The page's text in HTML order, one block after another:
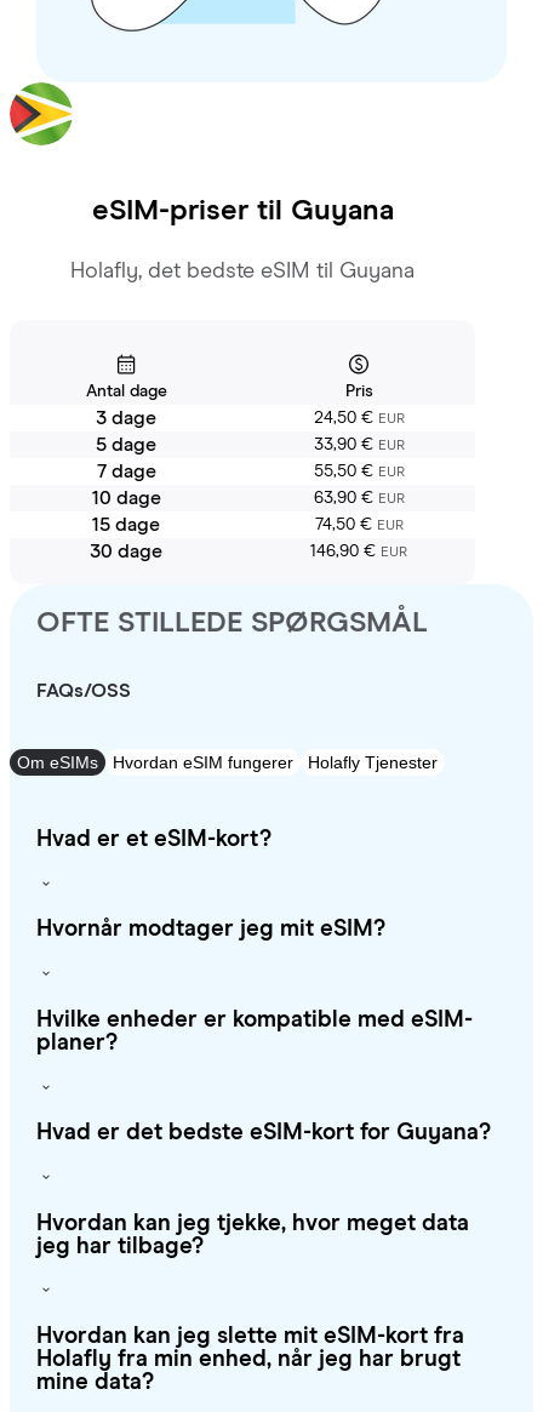
eSIM-priser til Guyana
Holafly, det bedste eSIM til Guyana
Antal dage Pris
3 dage 24,50 € EUR
5 dage 33,90 € EUR
7 dage 55,50 € EUR
10 dage 63,90 € EUR
15 dage 74,50 € EUR
30 dage 146,90 € EUR
OFTE STILLEDE SPØRGSMÅL
FAQs/OSS
Om eSIMs Hvordan eSIM fungerer Holafly Tjenester
Hvad er et eSIM-kort?
Hvornår modtager jeg mit eSIM?
Hvilke enheder er kompatible med eSIM-
planer?
Hvad er det bedste eSIM-kort for Guyana?
Hvordan kan jeg tjekke, hvor meget data
jeg har tilbage?
Hvordan kan jeg slette mit eSIM-kort fra
Holafly fra min enhed, når jeg har brugt
mine data?